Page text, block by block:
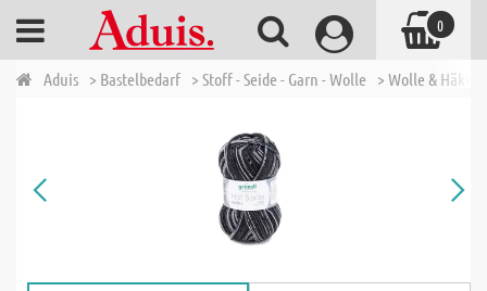
Aduis > Bastelbedarf > Stoff - Seide - Garn - Wolle > Wolle &
0